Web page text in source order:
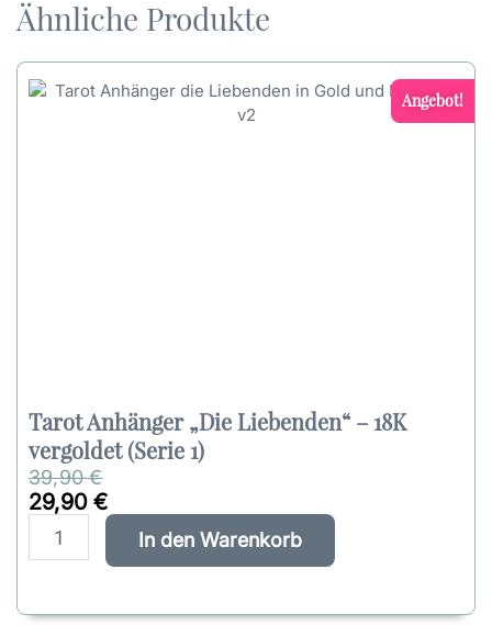
Ähnliche Produkte
Angebot!
Tarot Anhänger „Die Liebenden“ – 18K
vergoldet (Serie 1)
39,90€
U
r
29,90€
A
k
In den Warenkorb